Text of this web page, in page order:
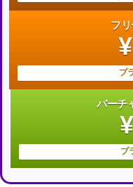
フ
プ
バーチ
プ